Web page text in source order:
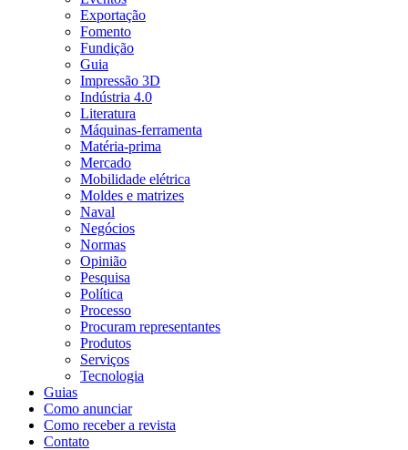
Exportação
Fomento
Fundição
Guia
Impressão 3D
Indústria 4.0
Literatura
Máquinas-ferramenta
Matéria-prima
Mercado
Mobilidade elétrica
Moldes e matrizes
Naval
Negócios
Normas
Opinião
Pesquisa
Política
Processo
Procuram representantes
Produtos
Serviços
Tecnologia
Guias
Como anunciar
Como receber a revista
Contato